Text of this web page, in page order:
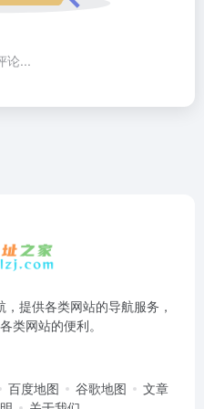
论...
提供各类网站的导航服务，
类网站的便利。
百度地图 谷歌地图
文章